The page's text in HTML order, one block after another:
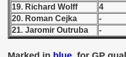
19. Richard Wolff
4
20. Roman Cejka
-
21. Jaromir Outruba
-
- 1952